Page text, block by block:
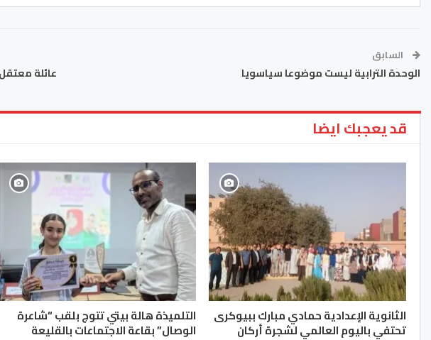
السابق
الوحدة الترابية ليست موضوعا سياسويا عائلة
قد يعجبك ايضا
الثانوية الإعدادية حمادي مبارك ببيوكرى
تحتفي باليوم العالمي لشجرة أركان
التلميذة هالة بيتي تتوج بلقب “شاعرة
الوصال” بقاعة الاجتماعات بالقليعة